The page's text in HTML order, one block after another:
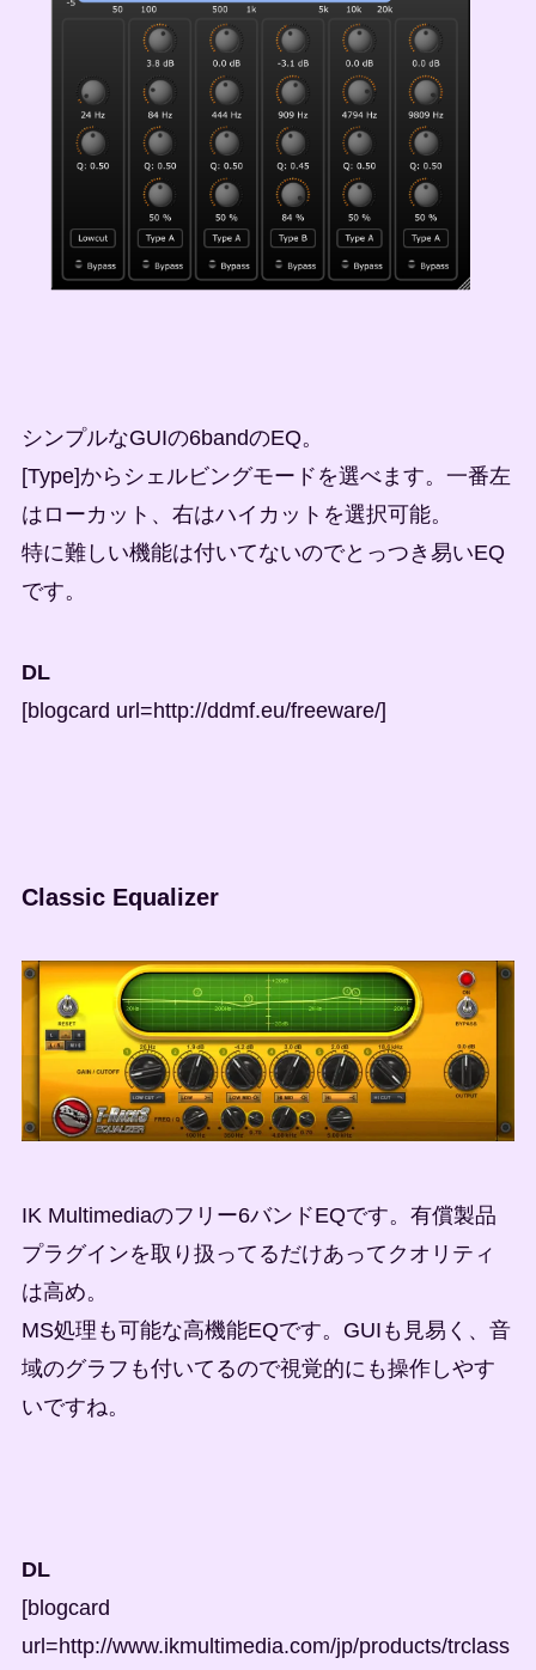
シンプルなGUIの6bandのEQ。
[Type]からシェルビングモードを選べます。一番左
はローカット、右はハイカットを選択可能。
特に難しい機能は付いてないのでとっつき易いEQ
です。
DL
[blogcard url=http://ddmf.eu/freeware/]
Classic Equalizer
IK Multimediaのフリー6バンドEQです。有償製品
プラグインを取り扱ってるだけあってクオリティ
は高め。
MS処理も可能な高機能EQです。GUIも見易く、音
域のグラフも付いてるので視覚的にも操作しやす
いですね。
DL
[blogcard
url=http://www.ikmultimedia.com/jp/products/trclass